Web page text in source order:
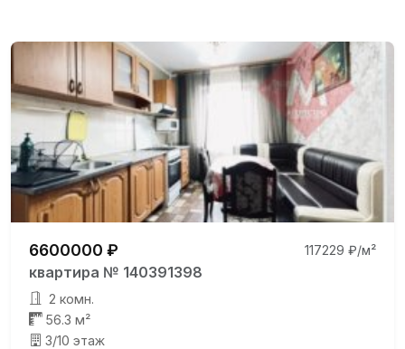
6600000 ₽ 117229 ₽/м²
квартира № 140391398
2 комн.
56.3 м²
3/10 этаж